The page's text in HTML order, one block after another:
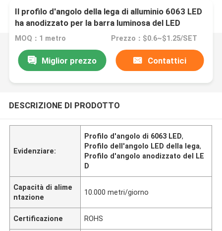
Il profilo d'angolo della lega di alluminio 6063 LED
ha anodizzato per la barra luminosa del LED
MOQ：1 metro Prezzo：$0.6~$1.25/SET
Miglior prezzo Contattici
DESCRIZIONE DI PRODOTTO
Evidenziare:
Profilo d'angolo di 6063 LED,
Profilo dell'angolo LED della lega,
Profilo d'angolo anodizzato del LE
D
Capacità di alime
ntazione
10.000 metri/giorno
Certificazione ROHS